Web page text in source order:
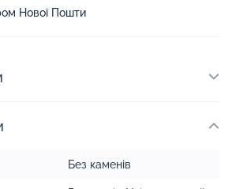
Нової Пошти
Без каменів